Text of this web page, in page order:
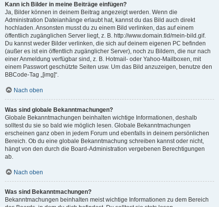
Kann ich Bilder in meine Beiträge einfügen?
Ja, Bilder können in deinem Beitrag angezeigt werden. Wenn die
Administration Dateianhänge erlaubt hat, kannst du das Bild auch direkt
hochladen. Ansonsten musst du zu einem Bild verlinken, das auf einem
öffentlich zugänglichen Server liegt, z. B. http://www.domain.tld/mein-bild.gif.
Du kannst weder Bilder verlinken, die sich auf deinem eigenen PC befinden
(außer es ist ein öffentlich zugänglicher Server), noch zu Bildern, die nur nach
einer Anmeldung verfügbar sind, z. B. Hotmail- oder Yahoo-Mailboxen, mit
einem Passwort geschützte Seiten usw. Um das Bild anzuzeigen, benutze den
BBCode-Tag „[img]“.
Nach oben
Was sind globale Bekanntmachungen?
Globale Bekanntmachungen beinhalten wichtige Informationen, deshalb
solltest du sie so bald wie möglich lesen. Globale Bekanntmachungen
erscheinen ganz oben in jedem Forum und ebenfalls in deinem persönlichen
Bereich. Ob du eine globale Bekanntmachung schreiben kannst oder nicht,
hängt von den durch die Board-Administration vergebenen Berechtigungen
ab.
Nach oben
Was sind Bekanntmachungen?
Bekanntmachungen beinhalten meist wichtige Informationen zu dem Bereich